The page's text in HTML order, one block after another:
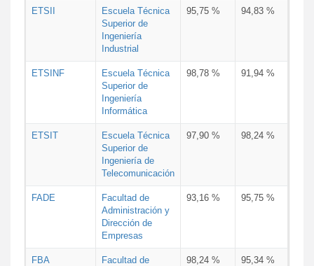
ETSII
Escuela Técnica
Superior de
Ingeniería
Industrial
95,75 % 94,83 %
ETSINF
Escuela Técnica
Superior de
Ingeniería
Informática
98,78 % 91,94 %
ETSIT
Escuela Técnica
Superior de
Ingeniería de
Telecomunicación
97,90 % 98,24 %
FADE
Facultad de
Administración y
Dirección de
Empresas
93,16 % 95,75 %
FBA
Facultad de
98,24 % 95,34 %